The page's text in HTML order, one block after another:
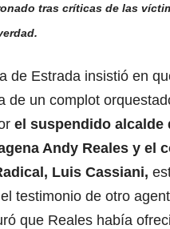
tras críticas de las
de Estrada insistió en
de un complot
el suspendido alcalde
Andy Reales y el
Luis Cassiani,
testimonio de otro
que Reales había